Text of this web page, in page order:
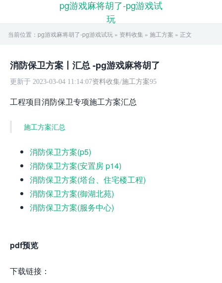
pg游戏麻将胡了-pg游戏试
玩
当前位置： pg游戏麻将胡了-pg游戏试玩 » 资料收集 » 施工方案 » 正文
消防保卫方案丨汇总 -pg游戏麻将胡了
更新于 2023-03-04 11:14:07资料收集/施工方案95
工程项目消防保卫专项施工方案汇总
施工方案汇总
消防保卫方案(p5)
消防保卫方案(安置房 p14)
消防保卫方案(塔台、住宅楼工程)
消防保卫方案(御湖北苑)
消防保卫方案(服务中心)
pdf预览
下载链接：